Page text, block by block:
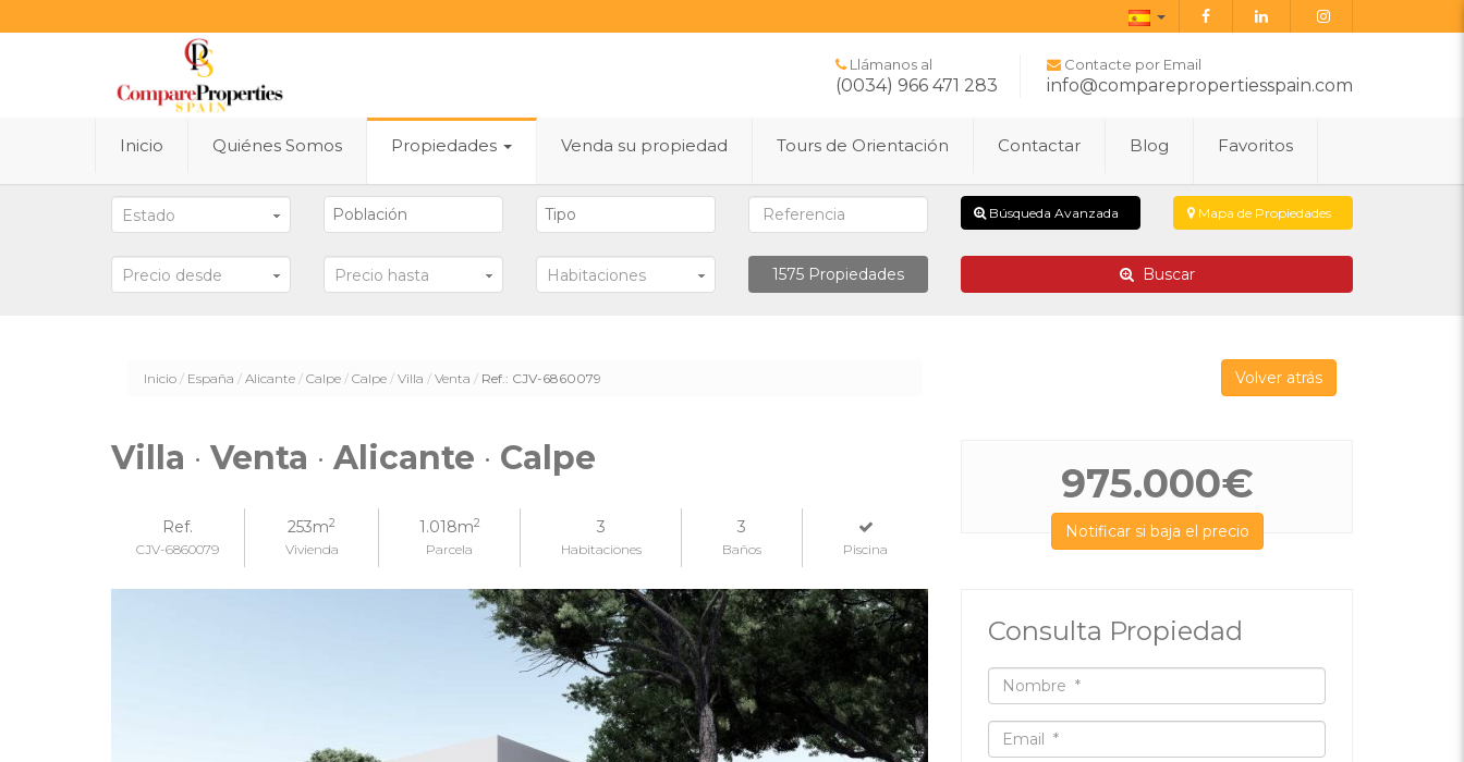
Español
Llámanos al
(0034) 966 471 283
Contacte por Email
info@comparepropertiesspain.com
Inicio Quiénes Somos Propiedades Venda su propiedad Tours de Orientación Contactar Blog Favoritos
Estado
Precio desde Precio hasta Habitaciones 1575 Propiedades
Búsqueda Avanzada Mapa de Propiedades
Buscar
Inicio España Alicante Calpe Calpe Villa Venta Ref.: CJV-6860079 Volver atrás
Villa · Venta · Alicante · Calpe
Ref.
CJV-6860079
253m2
Vivienda
1.018m2
Parcela
3
Habitaciones
3
Baños Piscina
975.000€
Notificar si baja el precio
Consulta Propiedad